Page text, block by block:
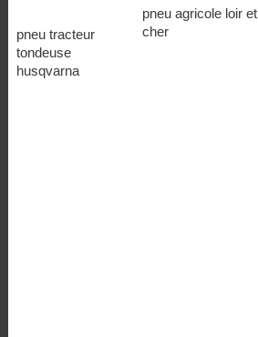
pneu tracteur
tondeuse
husqvarna
pneu agricole loir et
cher